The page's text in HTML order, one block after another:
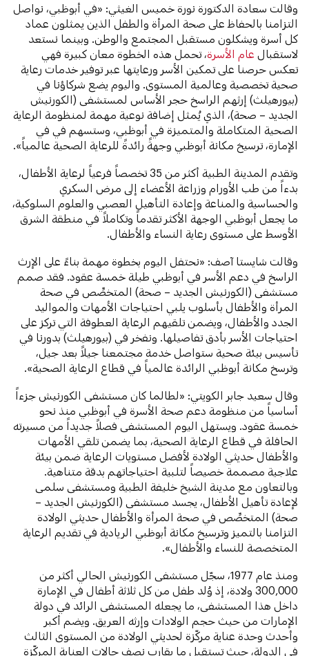
وقالت سعادة الدكتورة نورة خميس الغيثي: «في أبوظبي، نواصل
التزامنا بالحفاظ على صحة المرأة والطفل الذين يمثلون عماد
كل أسرة ويشكلون مستقبل المجتمع والوطن. وبينما نستعد
لاستقبالعام الأسرة، تحمل هذه الخطوة معان كبيرة فهي
تعكس حرصنا على تمكين الأسر ورعايتها عبر توفير خدمات رعاية
صحية تخصصية وعالمية المستوى. واليوم يضع شركاؤنا في
(بيورهيلث) إرثهم الراسخ حجر الأساس لمستشفى (الكورنيش
الجديد – صحة)، الذي يُمثل إضافة نوعية مهمة لمنظومة الرعاية
الصحية المتكاملة والمتميزة في أبوظبي، وستسهم في في
الإمارة، ترسيخ مكانة أبوظبي وجهةً رائدةً للرعاية الصحية عالمياً».
وتقدم المدينة الطبية أكثر من 35 تخصصاً فرعياً لرعاية الأطفال،
بدءاً من طب الأورام وزراعة الأعضاء إلى مرض السكري
والحساسية والمناعة وإعادة التأهيل العصبي والعلوم السلوكية،
ما يجعل أبوظبي الوجهة الأكثر تقدماً وتكاملاً في منطقة الشرق
الأوسط على مستوى رعاية النساء والأطفال.
وقالت شايستا آصف: «نحتفل اليوم بخطوة مهمة بناءً على الإرث
الراسخ في دعم الأسر في أبوظبي طيلة خمسة عقود. فقد صمم
مستشفى (الكورنيش الجديد – صحة) المتخصِّص في صحة
المرأة والأطفال بأسلوب يلبي احتياجات الأمهات والمواليد
الجدد والأطفال، ويضمن تلقيهم الرعاية العطوفة التي تركز على
احتياجات الأسر بأدق تفاصيلها. ونفخر في (بيورهيلث) بدورنا في
تأسيس بيئة صحية ستواصل خدمة مجتمعنا جيلاً بعد جيل،
وترسخ مكانة أبوظبي الرائدة عالمياً في قطاع الرعاية الصحية».
وقال سعيد جابر الكويتي: «لطالما كان مستشفى الكورنيش جزءاً
أساسياً من منظومة دعم صحة الأسرة في أبوظبي منذ نحو
خمسة عقود. ويستهل اليوم المستشفى فصلاً جديداً من مسيرته
الحافلة في قطاع الرعاية الصحية، بما يضمن تلقي الأمهات
والأطفال حديثي الولادة لأفضل مستويات الرعاية ضمن بيئة
علاجية مصممة خصيصاً لتلبية احتياجاتهم بدقة متناهية.
وبالتعاون مع مدينة الشيخ خليفة الطبية ومستشفى سلمى
لإعادة تأهيل الأطفال، يجسد مستشفى (الكورنيش الجديد –
صحة) المتخصِّص في صحة المرأة والأطفال حديثي الولادة
التزامنا بالتميز وترسيخ مكانة أبوظبي الريادية في تقديم الرعاية
المتخصصة للنساء والأطفال».
ومنذ عام 1977، سجّل مستشفى الكورنيش الحالي أكثر من
300,000 ولادة، إذ وُلد طفل من كل ثلاثة أطفال في الإمارة
داخل هذا المستشفى، ما يجعله المستشفى الرائد في دولة
الإمارات من حيث حجم الولادات وإرثه العريق. ويضم أكبر
وأحدث وحدة عناية مركّزة لحديثي الولادة من المستوى الثالث
في الدولة، حيث تستقبل ما يقارب نصف حالات العناية المركّزة